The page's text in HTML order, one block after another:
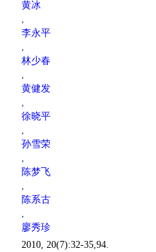
黄冰
,
李永平
,
林少春
,
黄健发
,
徐晓平
,
孙雪荣
,
陈梦飞
,
陈系古
,
廖秀珍
2010, 20(7):32-35,94.